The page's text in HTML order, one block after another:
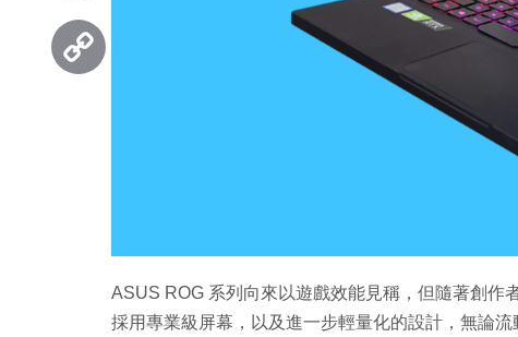
ASUS ROG 系列向來以遊戲效能見稱，但隨著創作
採用專業級屏幕，以及進一步輕量化的設計，無論
Threads